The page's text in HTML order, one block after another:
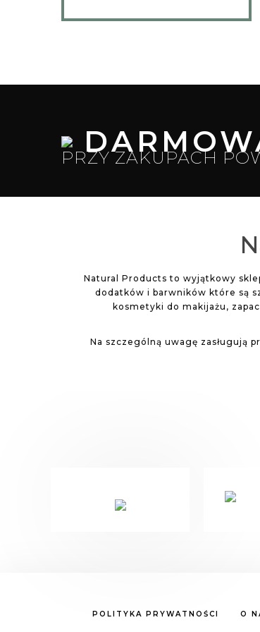
PRZY ZAKUPACH
Natural Products to wyjątkowy
dodatków i barwników które są
kosmetyki do makijażu,
Na szczególną uwagę zasługują
POLITYKA PRYWATNOŚCI O